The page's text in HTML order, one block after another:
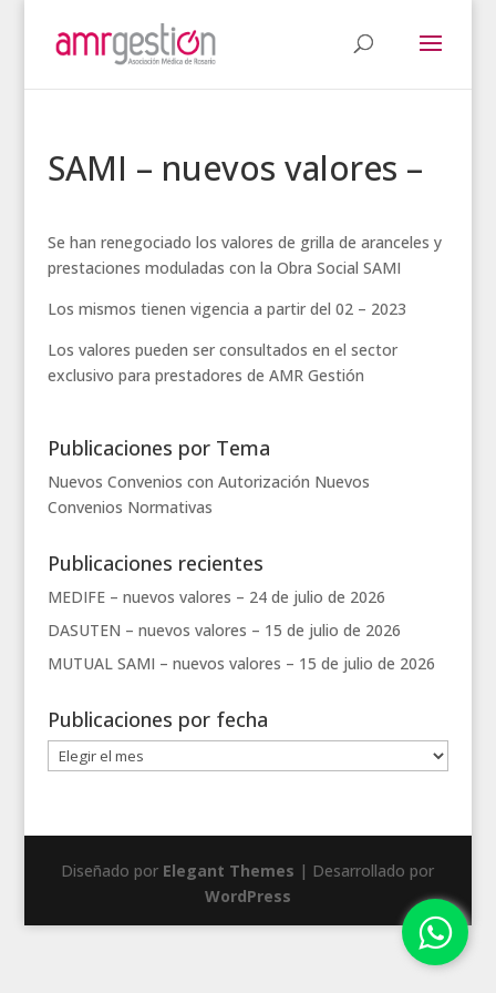
SAMI – nuevos valores –
Se han renegociado los valores de grilla de aranceles y
prestaciones moduladas con la Obra Social SAMI
Los mismos tienen vigencia a partir del 02 – 2023
Los valores pueden ser consultados en el sector
exclusivo para prestadores de AMR Gestión
Publicaciones por Tema
Nuevos Convenios con Autorización Nuevos
Convenios Normativas
Publicaciones recientes
MEDIFE – nuevos valores – 24 de julio de 2026
DASUTEN – nuevos valores – 15 de julio de 2026
MUTUAL SAMI – nuevos valores – 15 de julio de 2026
Publicaciones por fecha
Publicaciones
por
Diseñado por Elegant Themes | Desarrollado por
WordPress